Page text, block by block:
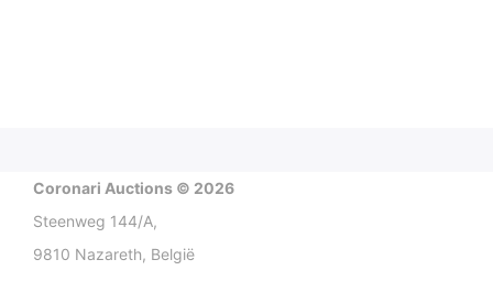
Coronari Auctions © 2026
Steenweg 144/A,
9810 Nazareth, België